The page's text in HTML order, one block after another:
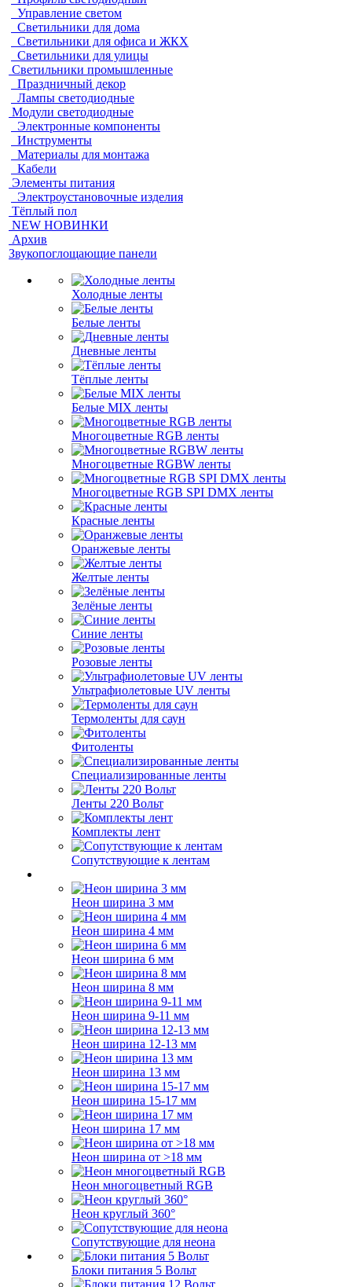
Управление светом
Светильники для дома
Светильники для офиса и ЖКХ
Светильники для улицы
Светильники промышленные
Праздничный декор
Лампы светодиодные
Модули светодиодные
Электронные компоненты
Инструменты
Материалы для монтажа
Кабели
Элементы питания
Электроустановочные изделия
Тёплый пол
NEW НОВИНКИ
Архив
Звукопоглощающие панели
Холодные ленты
Белые ленты
Дневные ленты
Тёплые ленты
Белые MIX ленты
Многоцветные RGB ленты
Многоцветные RGBW ленты
Многоцветные RGB SPI DMX ленты
Красные ленты
Оранжевые ленты
Желтые ленты
Зелёные ленты
Синие ленты
Розовые ленты
Ультрафиолетовые UV ленты
Термоленты для саун
Фитоленты
Специализированные ленты
Ленты 220 Вольт
Комплекты лент
Сопутствующие к лентам
Неон ширина 3 мм
Неон ширина 4 мм
Неон ширина 6 мм
Неон ширина 8 мм
Неон ширина 9-11 мм
Неон ширина 12-13 мм
Неон ширина 13 мм
Неон ширина 15-17 мм
Неон ширина 17 мм
Неон ширина от >18 мм
Неон многоцветный RGB
Неон круглый 360°
Сопутствующие для неона
Блоки питания 5 Вольт